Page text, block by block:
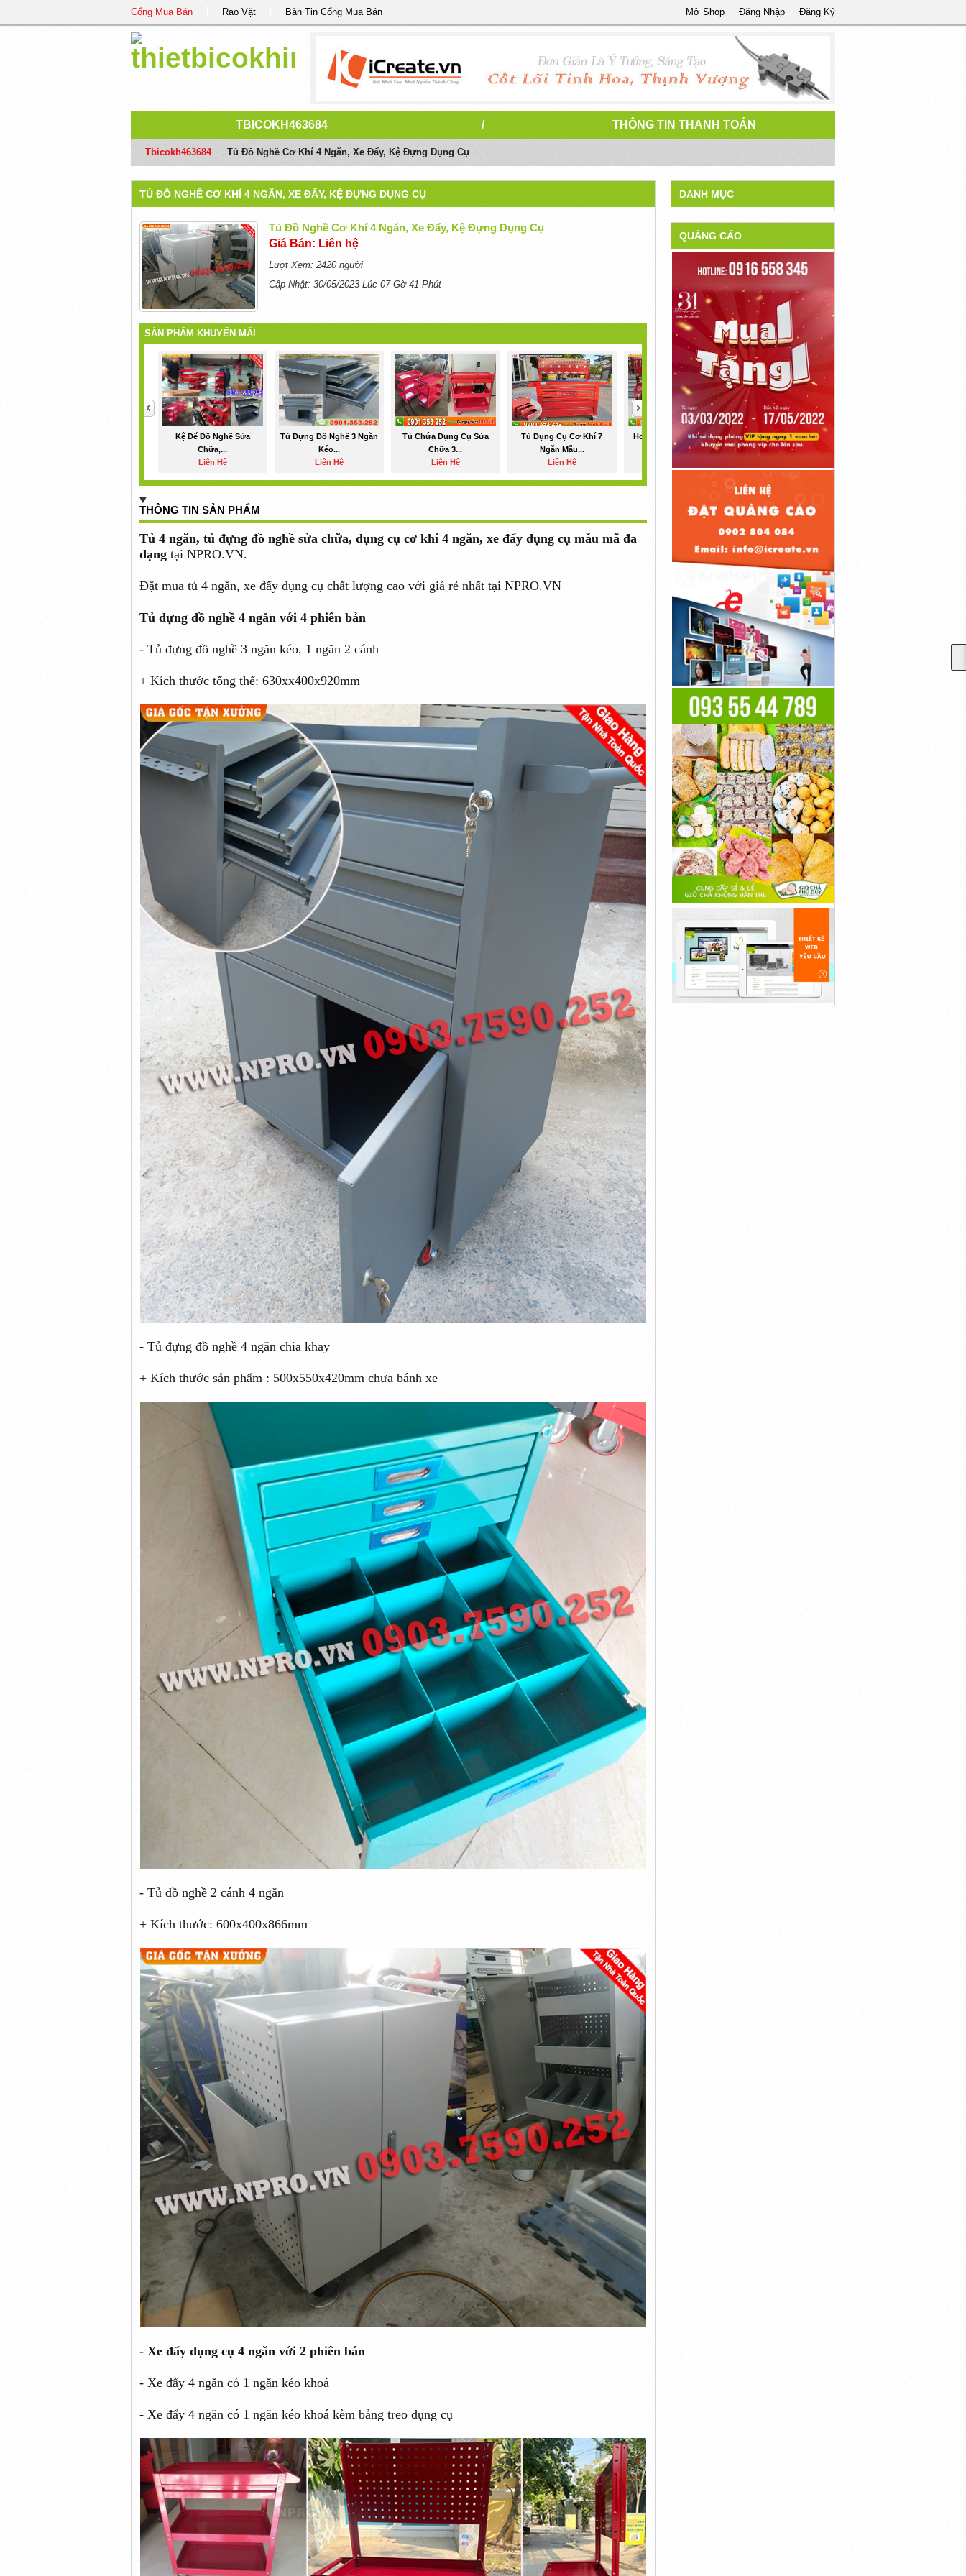
Cổng Mua Bán Rao Vặt Bản Tin Cổng Mua Bán Đăng Ký
Đăng Nhập
Mở Shop
TBICOKH463684 / THÔNG TIN THANH TOÁN
Tbicokh463684 Tủ Đồ Nghề Cơ Khí 4 Ngăn, Xe Đẩy, Kệ Đựng Dụng Cụ
TỦ ĐỒ NGHỀ CƠ KHÍ 4 NGĂN, XE ĐẨY, KỆ ĐỰNG DỤNG CỤ
Tủ Đồ Nghề Cơ Khí 4 Ngăn, Xe Đẩy, Kệ Đựng Dụng Cụ
Giá Bán: Liên hệ
Lượt Xem: 2420 người
Cập Nhật: 30/05/2023 Lúc 07 Gờ 41 Phút
SẢN PHẨM KHUYẾN MÃI
Kệ Để Đồ Nghề Sửa
Chữa,...
Liên Hệ
Tủ Đựng Đồ Nghề 3 Ngăn
Kéo...
Liên Hệ
Tủ Chứa Dụng Cụ Sửa
Chữa 3...
Liên Hệ
Tủ Dụng Cụ Cơ Khí 7
Ngăn Mẫu...
Liên Hệ
Hot Sale Xe Đẩy 3 Ngăn,
Kệ...
Tủ Đựng Dụng Cụ Cơ Khí
2...
>
THÔNG TIN SẢN PHẨM
Tủ 4 ngăn, tủ đựng đồ nghề sửa chữa, dụng cụ cơ khí 4 ngăn, xe đẩy dụng cụ mẫu mã đa
dạngtại NPRO.VN.
Đặt mua tủ 4 ngăn, xe đẩy dụng cụ chất lượng cao với giá rẻ nhất tại NPRO.VN
Tủ đựng đồ nghề 4 ngăn với 4 phiên bản
- Tủ đựng đồ nghề 3 ngăn kéo, 1 ngăn 2 cánh
+ Kích thước tổng thể: 630xx400x920mm
- Tủ đựng đồ nghề 4 ngăn chia khay
+ Kích thước sản phẩm : 500x550x420mm chưa bánh xe
- Tủ đồ nghề 2 cánh 4 ngăn
+ Kích thước: 600x400x866mm
- Xe đẩy dụng cụ 4 ngăn với 2 phiên bản
- Xe đẩy 4 ngăn có 1 ngăn kéo khoá
- Xe đẩy 4 ngăn có 1 ngăn kéo khoá kèm bảng treo dụng cụ
DANH MỤC
QUẢNG CÁO